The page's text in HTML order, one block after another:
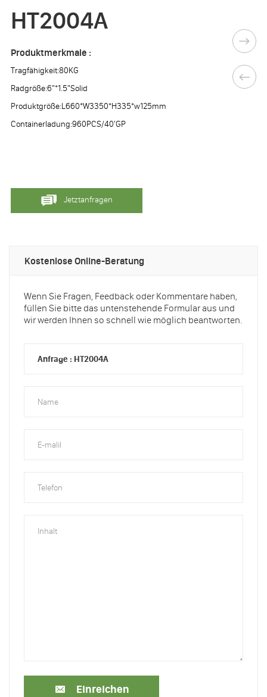
HT2004A
Produktmerkmale :
Tragfähigkeit:80KG
Radgröße:6"*1.5"Solid
Produktgröße:L660*W3350*H335*w125mm
Containerladung:960PCS/40'GP
Jetztanfragen
Kostenlose Online-Beratung
Wenn Sie Fragen, Feedback oder Kommentare haben,
füllen Sie bitte das untenstehende Formular aus und
wir werden Ihnen so schnell wie möglich beantworten.
Einreichen